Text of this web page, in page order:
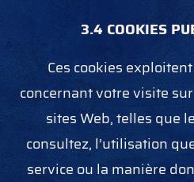
3.4 COOKIES
Ces cookies
concernant votre visite
sites Web, telles que
consultez, l’utilisation
service ou la manière